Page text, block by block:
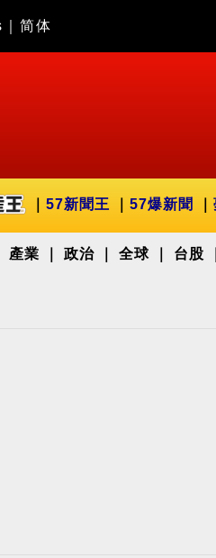
简体
57新聞王 57爆新聞
產業 政治 全球 台股